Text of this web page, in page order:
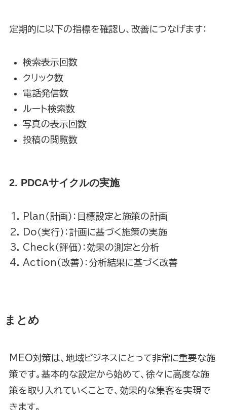
定期的に以下の指標を確認し、改善につなげます：
検索表示回数
クリック数
電話発信数
ルート検索数
写真の表示回数
投稿の閲覧数
2. PDCAサイクルの実施
Plan（計画）：目標設定と施策の計画
Do（実行）：計画に基づく施策の実施
Check（評価）：効果の測定と分析
Action（改善）：分析結果に基づく改善
まとめ
MEO対策は、地域ビジネスにとって非常に重要な施
策です。基本的な設定から始めて、徐々に高度な施
策を取り入れていくことで、効果的な集客を実現で
きます。